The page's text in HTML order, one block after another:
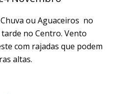
ou Aguaceiros no
no Centro. Vento
com rajadas que podem
altas.